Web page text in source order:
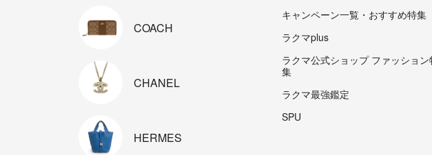
COACH
CHANEL
HERMES
キャンペーン一覧・おすすめ特集
ラクマplus
ラクマ公式ショップ ファッション
集
ラクマ最強鑑定
SPU